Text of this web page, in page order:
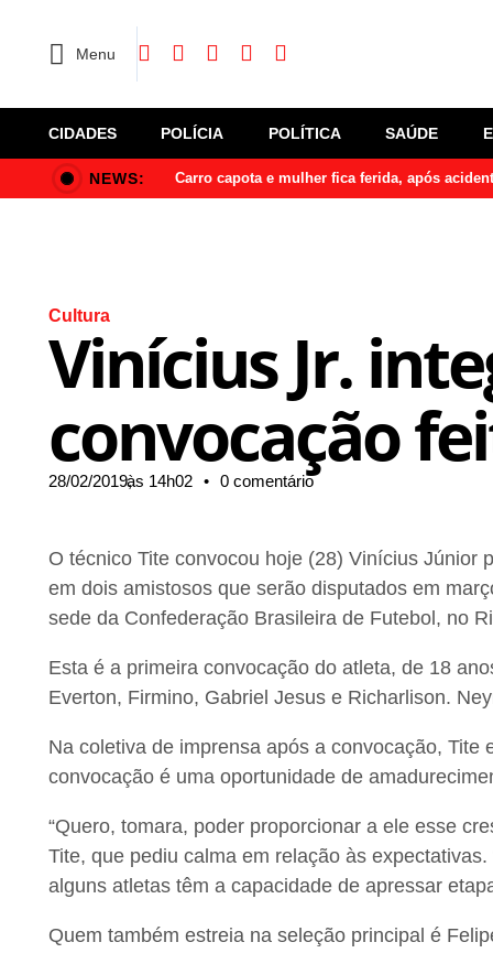
Menu
CIDADES POLÍCIA POLÍTICA SAÚDE
NEWS: Carro capota e mulher fica ferida, após
Cultura
Vinícius Jr.
convocação
28/02/2019,às 14h02 • 0 comentário
O técnico Tite convocou hoje (28) Vinícius Júnior
em dois amistosos que serão disputados em
sede da Confederação Brasileira de Futebol, no
Esta é a primeira convocação do atleta, de 18
Everton, Firmino, Gabriel Jesus e Richarlison.
Na coletiva de imprensa após a convocação, Tite
convocação é uma oportunidade de
“Quero, tomara, poder proporcionar a ele esse
Tite, que pediu calma em relação às
alguns atletas têm a capacidade de apressar
Quem também estreia na seleção principal é